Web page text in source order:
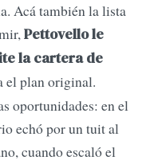
Acá también la lista
Pettovello le
la cartera de
el plan original.
oportunidades: en el
echó por un tuit al
cuando escaló el